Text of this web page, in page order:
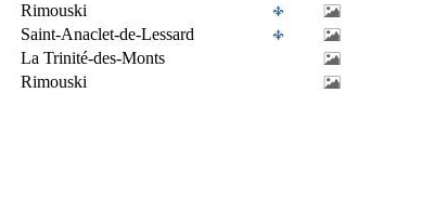
Rimouski
Saint-Anaclet-de-Lessard
La Trinité-des-Monts
Rimouski